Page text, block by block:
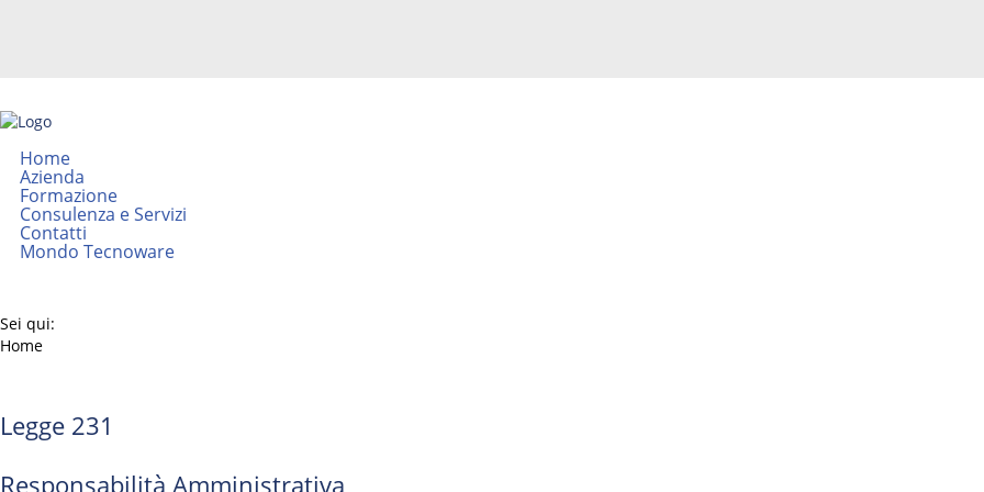
Home
Azienda
Formazione
Consulenza e Servizi
Contatti
Mondo Tecnoware
Sei qui:
Home
Legge 231
Responsabilità Amministrativa